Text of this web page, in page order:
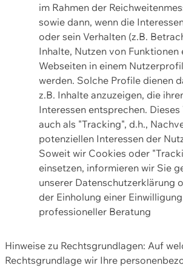
im Rahmen der
sowie dann, wenn die
oder sein Verhalten (z.B.
Inhalte, Nutzen von Funktionen
Webseiten in einem
werden. Solche Profile dienen
z.B. Inhalte anzuzeigen, die
Interessen entsprechen.
auch als "Tracking", d.h.,
potenziellen Interessen der
Soweit wir Cookies oder
einsetzen, informieren wir Sie
unserer Datenschutzerklärung
der Einholung einer
professioneller Beratung
Hinweise zu Rechtsgrundlagen: Auf
Rechtsgrundlage wir Ihre